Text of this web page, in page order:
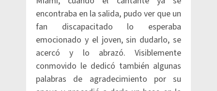
encontraba en la salida, pudo ver que un
fan discapacitado lo esperaba
emocionado y el joven, sin dudarlo, se
acercó y lo abrazó. Visiblemente
conmovido le dedicó también algunas
palabras de agradecimiento por su